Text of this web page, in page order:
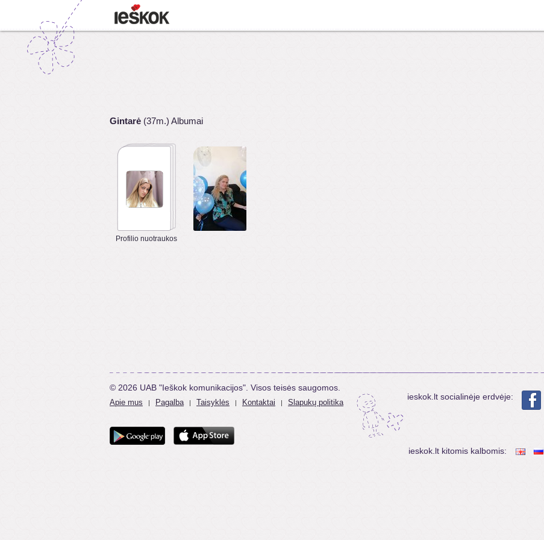
Gintarė (37m.) Albumai
Profilio nuotraukos
© 2026 UAB "Ieškok komunikacijos". Visos teisės saugomos.
Apie mus | Pagalba | Taisyklės | Kontaktai | Slapukų politika
ieskok.lt socialinėje erdvėje:
ieskok.lt kitomis kalbomis: